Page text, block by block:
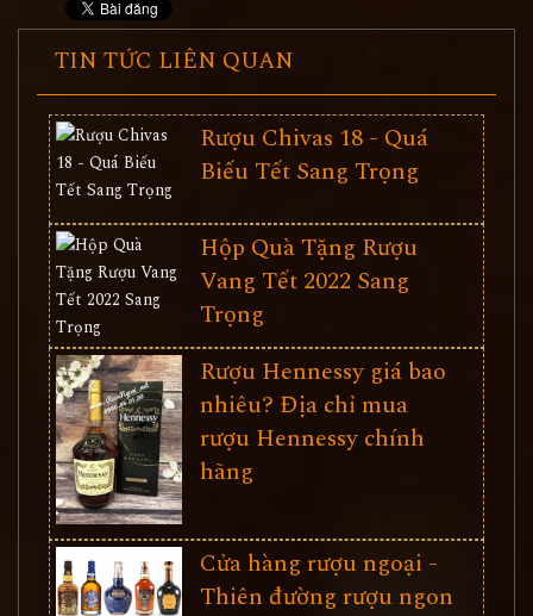
TIN TỨC LIÊN QUAN
Rượu Chivas 18 - Quá
Biếu Tết Sang Trọng
Hộp Quà Tặng Rượu
Vang Tết 2022 Sang
Trọng
Rượu Hennessy giá bao
nhiêu? Địa chỉ mua
rượu Hennessy chính
hãng
Cửa hàng rượu ngoại -
Thiên đường rượu ngon